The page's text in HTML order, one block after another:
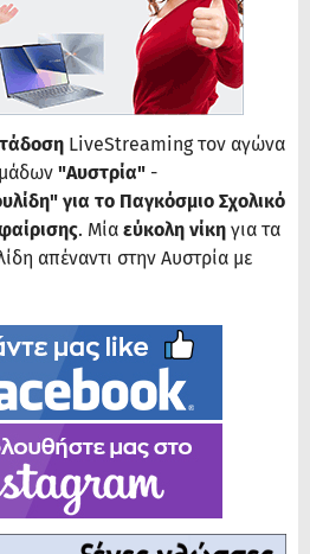
LiveStreaming τον αγώνα
"Αυστρία" -
για το Παγκόσμιο Σχολικό
. Μία εύκολη νίκη για τα
απέναντι στην Αυστρία με